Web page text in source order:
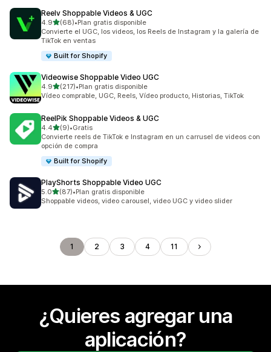
Reelv Shoppable Videos & UGC
4.9de 5 estrellas
(68)
68 reseñas en total
•Plan gratis disponible
Convierte el UGC, los videos, los Reels de Instagram y la galería de
TikTok en ventas
Built for Shopify
Videowise Shoppable Video UGC
4.9de 5 estrellas
(217)
217 reseñas en total
•Plan gratis disponible
Vídeo comprable, UGC, Reels, Vídeo producto, Historias, TikTok
ReelPik Shoppable Videos & UGC
4.4de 5 estrellas
(9)
9 reseñas en total
•Gratis
Convierte reels de TikTok e Instagram en un carrusel de videos con
opción de compra
Built for Shopify
PlayShorts Shoppable Video UGC
5.0de 5 estrellas
(87)
87 reseñas en total
•Plan gratis disponible
Shoppable videos, video carousel, video UGC y video slider
1 2 3 4 11
¿Quieres agregar una
aplicación?